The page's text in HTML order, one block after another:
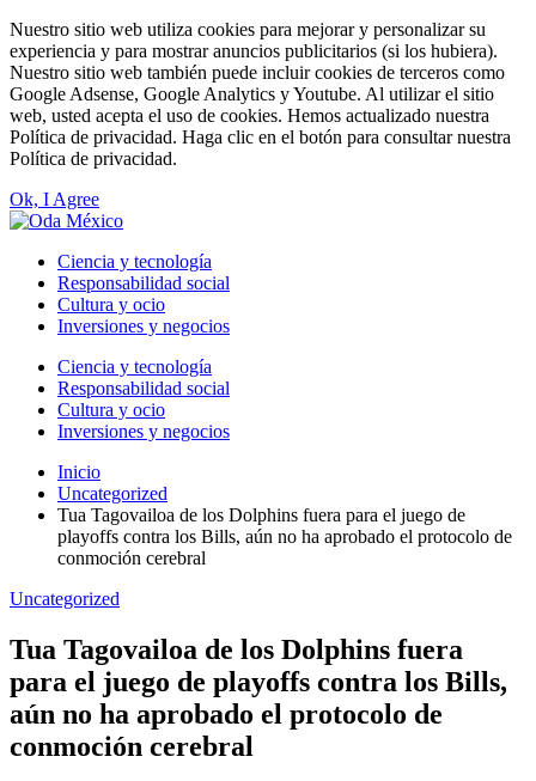
Nuestro sitio web utiliza cookies para mejorar y personalizar su
experiencia y para mostrar anuncios publicitarios (si los hubiera).
Nuestro sitio web también puede incluir cookies de terceros como
Google Adsense, Google Analytics y Youtube. Al utilizar el sitio
web, usted acepta el uso de cookies. Hemos actualizado nuestra
Política de privacidad. Haga clic en el botón para consultar nuestra
Política de privacidad.
Ok, I Agree
Ciencia y tecnología
Responsabilidad social
Cultura y ocio
Inversiones y negocios
Ciencia y tecnología
Responsabilidad social
Cultura y ocio
Inversiones y negocios
Inicio
Uncategorized
Tua Tagovailoa de los Dolphins fuera para el juego de
playoffs contra los Bills, aún no ha aprobado el protocolo de
conmoción cerebral
Uncategorized
Tua Tagovailoa de los Dolphins fuera
para el juego de playoffs contra los Bills,
aún no ha aprobado el protocolo de
conmoción cerebral